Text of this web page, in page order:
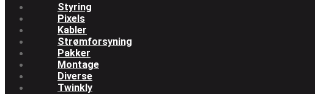
Styring
Pixels
Kabler
Strømforsyning
Pakker
Montage
Diverse
Twinkly